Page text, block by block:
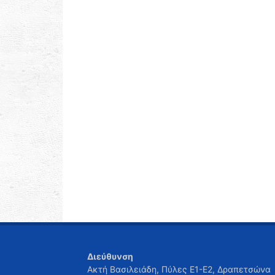
Διεύθυνση
Ακτή Βασιλειάδη, Πύλες Ε1-Ε2, Δραπετσώνα